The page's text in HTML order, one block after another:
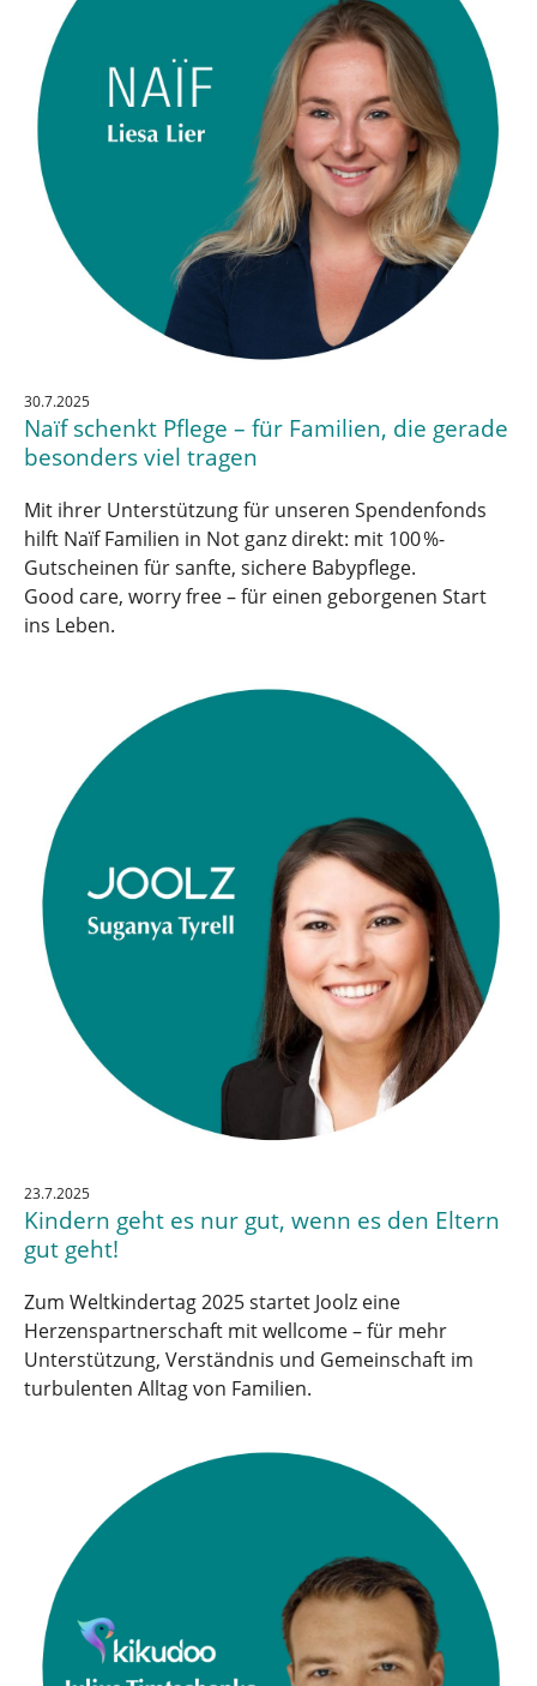
30.7.2025
Naïf schenkt Pflege – für Familien, die gerade
besonders viel tragen
Mit ihrer Unterstützung für unseren Spendenfonds
hilft Naïf Familien in Not ganz direkt: mit 100 %-
Gutscheinen für sanfte, sichere Babypflege.
Good care, worry free – für einen geborgenen Start
ins Leben.
23.7.2025
Kindern geht es nur gut, wenn es den Eltern
gut geht!
Zum Weltkindertag 2025 startet Joolz eine
Herzenspartnerschaft mit wellcome – für mehr
Unterstützung, Verständnis und Gemeinschaft im
turbulenten Alltag von Familien.